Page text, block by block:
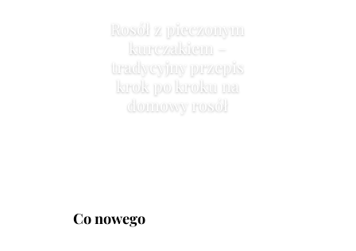
Rosół z pieczonym
kurczakiem –
tradycyjny przepis
krok po kroku na
domowy rosół
Co nowego